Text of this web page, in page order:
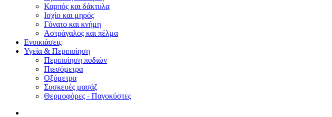
Καρπός και δάκτυλα
Ισχίο και μηρός
Γόνατο και κνήμη
Αστράγαλος και πέλμα
Ενοικιάσεις
Υγεία & Περιποίηση
Περιποίηση ποδιών
Πιεσόμετρα
Οξύμετρα
Συσκευές μασάζ
Θερμοφόρες - Παγοκύστες